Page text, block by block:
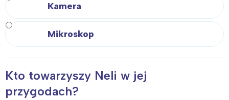
Kamera
Mikroskop
Kto towarzyszy Neli w jej
przygodach?